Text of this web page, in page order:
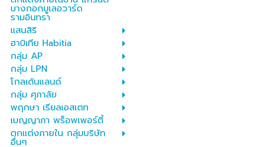
บางกอกบูเลอวาร์ด
รามอินทรา
แสนสิริ
ฮาบิเทีย Habitia
กลุ่ม AP
กลุ่ม LPN
โกลเด้นแลนด์
กลุ่ม ศุภาลัย
พฤกษา เรียลเอสเตท
เบญญาภา พร็อพเพอร์ตี้
ตกแต่งภายใน กลุ่มบริษัท
อื่นๆ